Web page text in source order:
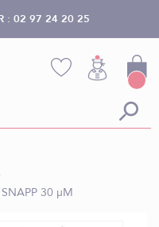
: 02 97 24 20 25
SNAPP 30 µM